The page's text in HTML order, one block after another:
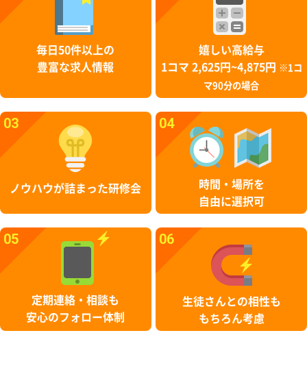
毎日50件以上の
豊富な求人情報
嬉しい高給与
1コマ 2,625円~4,875円
※1コ
マ90分の場合
03
ノウハウが詰まった研修会
04
時間・場所を
自由に選択可
05
定期連絡・相談も
安心のフォロー体制
06
生徒さんとの相性も
もちろん考慮